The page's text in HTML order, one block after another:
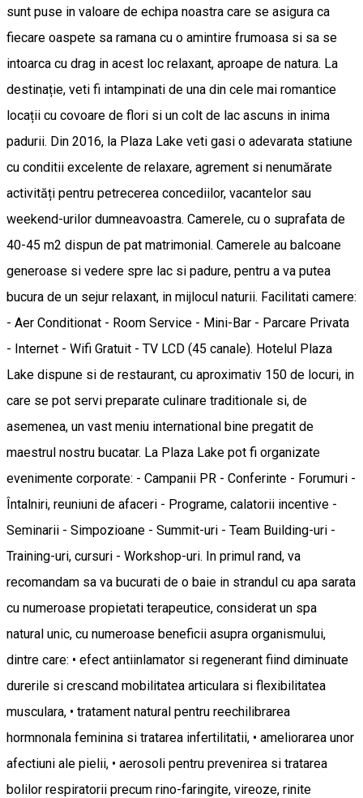
sunt puse in valoare de echipa noastra care se asigura ca
fiecare oaspete sa ramana cu o amintire frumoasa si sa se
intoarca cu drag in acest loc relaxant, aproape de natura. La
destinație, veti fi intampinati de una din cele mai romantice
locații cu covoare de flori si un colt de lac ascuns in inima
padurii. Din 2016, la Plaza Lake veti gasi o adevarata statiune
cu conditii excelente de relaxare, agrement si nenumărate
activități pentru petrecerea concediilor, vacantelor sau
weekend-urilor dumneavoastra. Camerele, cu o suprafata de
40-45 m2 dispun de pat matrimonial. Camerele au balcoane
generoase si vedere spre lac si padure, pentru a va putea
bucura de un sejur relaxant, in mijlocul naturii. Facilitati camere:
- Aer Conditionat - Room Service - Mini-Bar - Parcare Privata
- Internet - Wifi Gratuit - TV LCD (45 canale). Hotelul Plaza
Lake dispune si de restaurant, cu aproximativ 150 de locuri, in
care se pot servi preparate culinare traditionale si, de
asemenea, un vast meniu international bine pregatit de
maestrul nostru bucatar. La Plaza Lake pot fi organizate
evenimente corporate: - Campanii PR - Conferinte - Forumuri -
Întalniri, reuniuni de afaceri - Programe, calatorii incentive -
Seminarii - Simpozioane - Summit-uri - Team Building-uri -
Training-uri, cursuri - Workshop-uri. In primul rand, va
recomandam sa va bucurati de o baie in strandul cu apa sarata
cu numeroase propietati terapeutice, considerat un spa
natural unic, cu numeroase beneficii asupra organismului,
dintre care: • efect antiinlamator si regenerant fiind diminuate
durerile si crescand mobilitatea articulara si flexibilitatea
musculara, • tratament natural pentru reechilibrarea
hormnonala feminina si tratarea infertilitatii, • ameliorarea unor
afectiuni ale pielii, • aerosoli pentru prevenirea si tratarea
bolilor respiratorii precum rino-faringite, vireoze, rinite